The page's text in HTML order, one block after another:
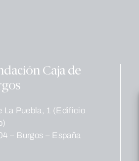
Caja de
La Puebla, 1 (Edificio
– Burgos – España